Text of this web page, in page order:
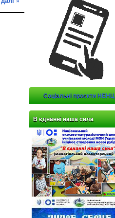
Соціальні проєкти НЕНЦ
В єднанні наша сила